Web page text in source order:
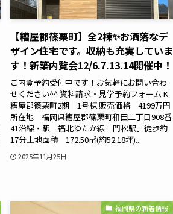
【糟屋郡篠栗町】全2棟✨お洒落なデ
ザイン住宅です。収納も充実していま
す！新築内覧会12/6.7.13.14開催中！
ご内覧予約受付中です！お気軽にお問い合わ
せください^^ 資料請求・見学予約フォーム K
糟屋郡篠栗町2期 1号棟 販売価格 4199万円
所在地 福岡県糟屋郡篠栗町和田二丁目908番
41沿線・駅 福北ゆたか線「門松駅」徒歩約
17分土地面積 172.50㎡(約52.18坪)...
2025年11月25日
福岡県の新着情報